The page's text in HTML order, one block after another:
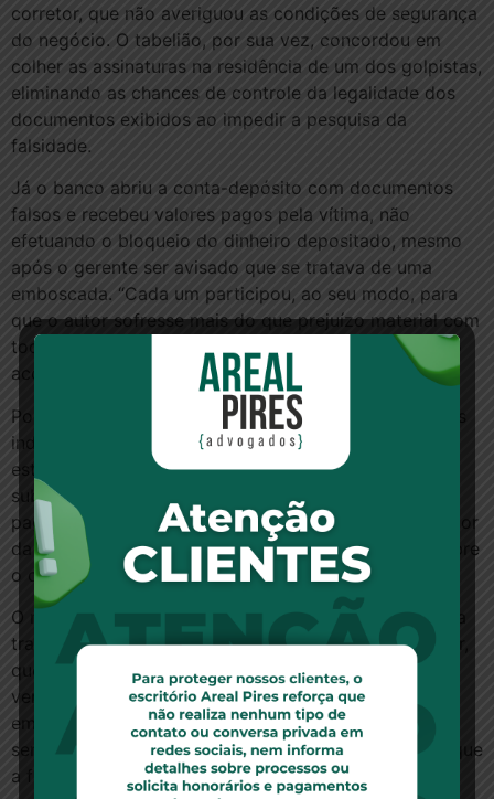
corretor, que não averiguou as condições de segurança
do negócio. O tabelião, por sua vez, concordou em
colher as assinaturas na residência de um dos golpistas,
eliminando as chances de controle da legalidade dos
documentos exibidos ao impedir a pesquisa da
falsidade.
Já o banco abriu a conta-depósito com documentos
falsos e recebeu valores pagos pela vítima, não
efetuando o bloqueio do dinheiro depositado, mesmo
após o gerente ser avisado que se tratava de uma
emboscada. “Cada um participou, ao seu modo, para
que o autor sofresse mais do que prejuízo material com
toda essa fraude que foi cometida”, disse o relator do
acórdão, desembargador Ênio Santarelli Zuliani.
Por isso, o corretor e o tabelião deverão arcar com as
indenizações por dano material, junto com os
estelionatários. Ao banco coube a responsabilidade
subsidiária, ou seja, somente será possível exigir o
pagamento caso os demais réus não satisfaçam o valor
da condenação, provando-se a insolvência deles. Sobre
o dano moral, todos são devedores solidários.
O magistrado afirmou que a vítima foi envolvida numa
trama que só foi possível pela negligência do corretor,
que não cuidou de verificar a condição pessoal dos
vendedores. “O notário responderá porque não
empregou os meios necessários para realizar um
serviço seguro e eficaz e sua falha foi decisiva para que
a falsidade não fosse descoberta”, completou.